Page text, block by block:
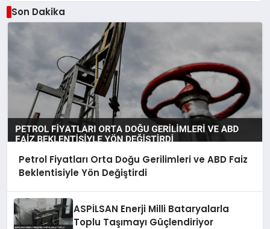
Son Dakika
Petrol Fiyatları Orta Doğu Gerilimleri ve ABD Faiz
Beklentisiyle Yön Değiştirdi
ASPİLSAN Enerji Milli Bataryalarla
Toplu Taşımayı Güçlendiriyor